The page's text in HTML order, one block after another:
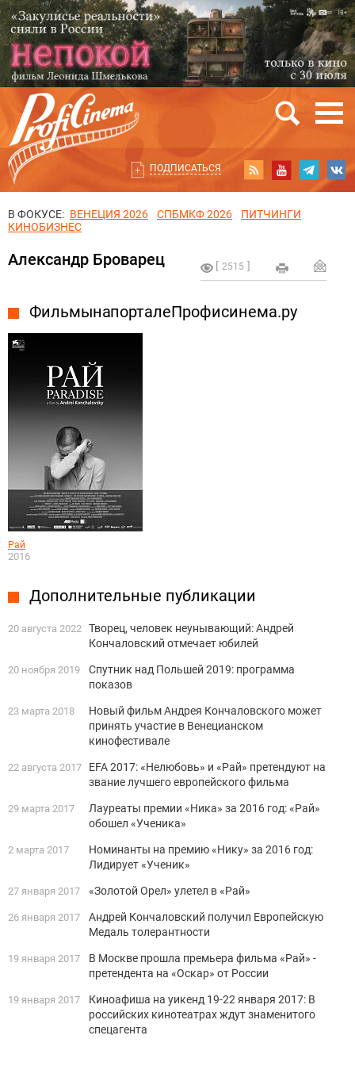
ПОДПИСАТЬСЯ
В ФОКУСЕ: ВЕНЕЦИЯ 2026 СПБМКФ 2026
ПИТЧИНГИ
КИНОБИЗНЕС
2515
Александр Броварец
Фильмы на портале Профисинема.ру
Рай
2016
Дополнительные публикации
20 августа 2022 Творец, человек неунывающий: Андрей
Кончаловский отмечает юбилей
20 ноября 2019
Спутник над Польшей 2019: программа
показов
23 марта 2018
Новый фильм Андрея Кончаловского может
принять участие в Венецианском
кинофестивале
22 августа 2017
EFA 2017: «Нелюбовь» и «Рай» претендуют на
звание лучшего европейского фильма
29 марта 2017
Лауреаты премии «Ника» за 2016 год: «Рай»
обошел «Ученика»
2 марта 2017
Номинанты на премию «Нику» за 2016 год:
Лидирует «Ученик»
27 января 2017 «Золотой Орел» улетел в «Рай»
26 января 2017
Андрей Кончаловский получил Европейскую
Медаль толерантности
19 января 2017
В Москве прошла премьера фильма «Рай» -
претендента на «Оскар» от России
19 января 2017
Киноафиша на уикенд 19-22 января 2017: В
российских кинотеатрах ждут знаменитого
спецагента